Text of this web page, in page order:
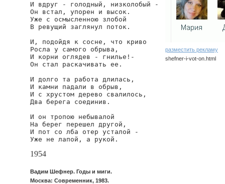
И вдруг - голодный, низколобый -
Он встал, упорен и высок.
Уже с осмысленною злобой
В ревущий заглянул поток.
И, подойдя к сосне, что криво
Росла у самого обрыва,
И корни оглядев - гнилье!-
Он стал раскачивать ее.
И долго та работа длилась,
И камни падали в обрыв,
И с хрустом дерево свалилось,
Два берега соединив.
И он тропою небывалой
На берег перешел другой,
И пот со лба отер усталой -
Уже не лапой, а рукой.
1954
Вадим Шефнер. Годы и миги.
Москва: Современник, 1983.
разместить рекламу
shefner-i-vot-on.html